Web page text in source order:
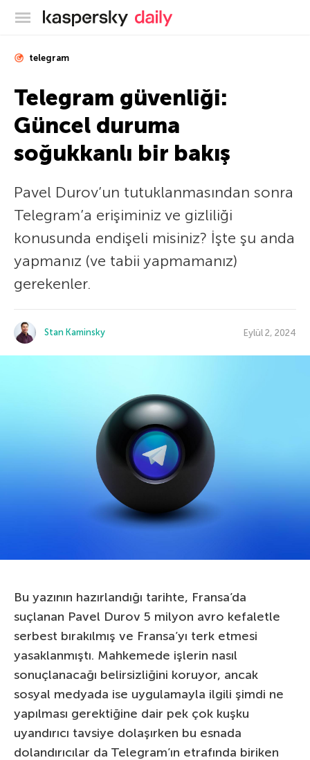
Kaspersky Resmi Blogu
telegram
Telegram güvenliği:
Güncel duruma
soğukkanlı bir bakış
Pavel Durov’un tutuklanmasından sonra
Telegram’a erişiminiz ve gizliliği
konusunda endişeli misiniz? İşte şu anda
yapmanız (ve tabii yapmamanız)
gerekenler.
Stan Kaminsky Eylül 2, 2024
Bu yazının hazırlandığı tarihte, Fransa’da
suçlanan Pavel Durov 5 milyon avro kefaletle
serbest bırakılmış ve Fransa’yı terk etmesi
yasaklanmıştı. Mahkemede işlerin nasıl
sonuçlanacağı belirsizliğini koruyor, ancak
sosyal medyada ise uygulamayla ilgili şimdi ne
yapılması gerektiğine dair pek çok kuşku
uyandırıcı tavsiye dolaşırken bu esnada
dolandırıcılar da Telegram’ın etrafında biriken